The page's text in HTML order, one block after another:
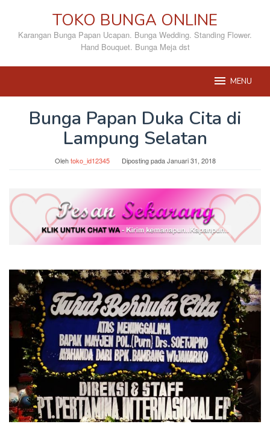
konten
TOKO BUNGA ONLINE
Karangan Bunga Papan Ucapan. Bunga Wedding. Standing Flower.
Hand Bouquet. Bunga Meja dst
MENU
Bunga Papan Duka Cita di
Lampung Selatan
Olehtoko_id12345 Diposting padaJanuari 31, 2018